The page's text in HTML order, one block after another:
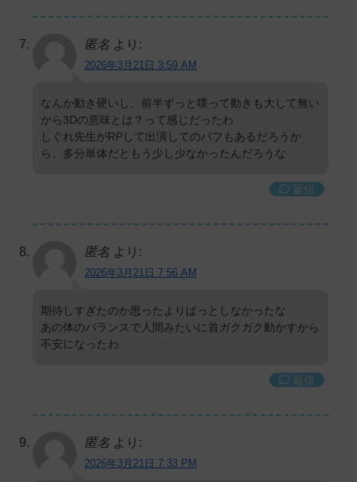
匿名 より:
2026年3月21日 3:59 AM
なんか動き硬いし、前半ずっと喋って動きも大して無い
から3Dの意味とは？って感じだったわ
しぐれ先生がRPして出演してのバフもあるだろうか
ら、多分単体だともう少し少なかったんだろうな
返信
匿名 より:
2026年3月21日 7:56 AM
期待しすぎたのか思ったよりぱっとしなかったな
あの体のバランスで人間みたいに首ガクガク動かすから
不安になったわ
返信
匿名 より:
2026年3月21日 7:33 PM